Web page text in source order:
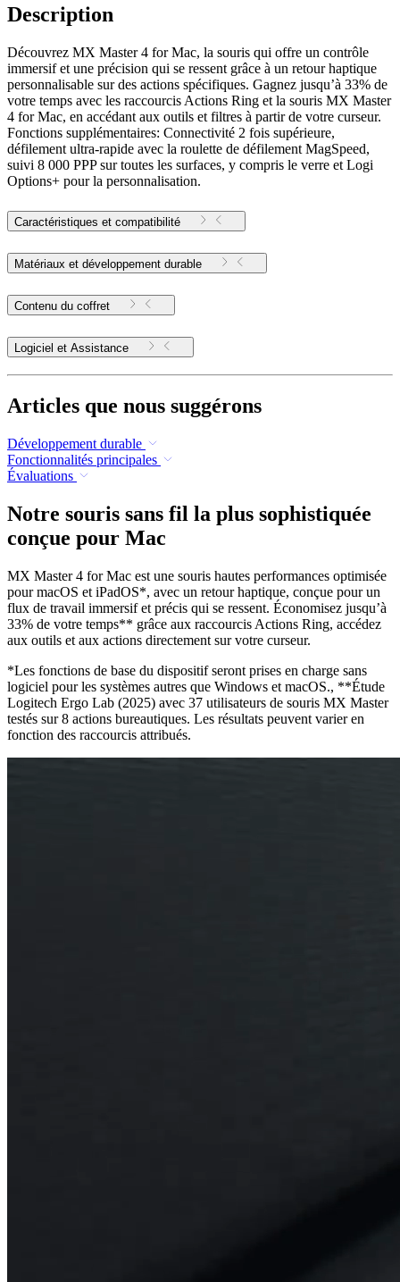
Description
Découvrez MX Master 4 for Mac, la souris qui offre un contrôle
immersif et une précision qui se ressent grâce à un retour haptique
personnalisable sur des actions spécifiques. Gagnez jusqu’à 33% de
votre temps avec les raccourcis Actions Ring et la souris MX Master
4 for Mac, en accédant aux outils et filtres à partir de votre curseur.
Fonctions supplémentaires: Connectivité 2 fois supérieure,
défilement ultra-rapide avec la roulette de défilement MagSpeed,
suivi 8 000 PPP sur toutes les surfaces, y compris le verre et Logi
Options+ pour la personnalisation.
Caractéristiques et compatibilité
Matériaux et développement durable
Contenu du coffret
Logiciel et Assistance
Articles que nous suggérons
Développement durable
Fonctionnalités principales
Évaluations
Notre souris sans fil la plus sophistiquée
conçue pour Mac
MX Master 4 for Mac est une souris hautes performances optimisée
pour macOS et iPadOS*, avec un retour haptique, conçue pour un
flux de travail immersif et précis qui se ressent. Économisez jusqu’à
33% de votre temps** grâce aux raccourcis Actions Ring, accédez
aux outils et aux actions directement sur votre curseur.
*Les fonctions de base du dispositif seront prises en charge sans
logiciel pour les systèmes autres que Windows et macOS., **Étude
Logitech Ergo Lab (2025) avec 37 utilisateurs de souris MX Master
testés sur 8 actions bureautiques. Les résultats peuvent varier en
fonction des raccourcis attribués.